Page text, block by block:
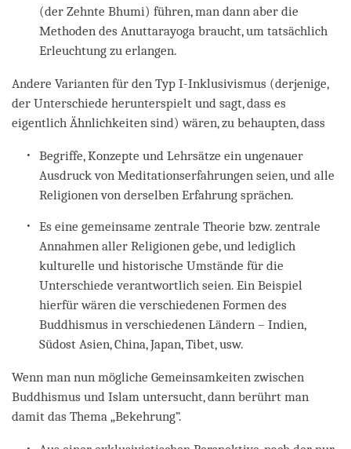
(der Zehnte Bhumi) führen, man dann aber die
Methoden des Anuttarayoga braucht, um tatsächlich
Erleuchtung zu erlangen.
Andere Varianten für den Typ I-Inklusivismus (derjenige,
der Unterschiede herunterspielt und sagt, dass es
eigentlich Ähnlichkeiten sind) wären, zu behaupten, dass
Begriffe, Konzepte und Lehrsätze ein ungenauer
Ausdruck von Meditationserfahrungen seien, und alle
Religionen von derselben Erfahrung sprächen.
Es eine gemeinsame zentrale Theorie bzw. zentrale
Annahmen aller Religionen gebe, und lediglich
kulturelle und historische Umstände für die
Unterschiede verantwortlich seien. Ein Beispiel
hierfür wären die verschiedenen Formen des
Buddhismus in verschiedenen Ländern – Indien,
Südost Asien, China, Japan, Tibet, usw.
Wenn man nun mögliche Gemeinsamkeiten zwischen
Buddhismus und Islam untersucht, dann berührt man
damit das Thema „Bekehrung”.